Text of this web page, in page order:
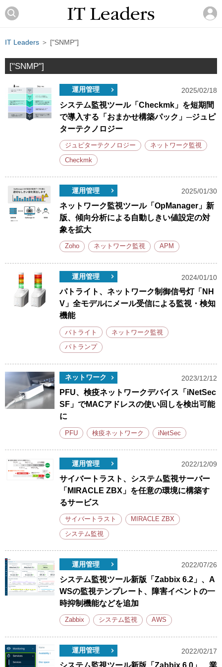
IT Leaders ＞ ["SNMP"]
["SNMP"]
運用管理 2025/02/18
システム監視ツール「Checkmk」を短期間
で導入する「おまかせ構築パック」─ジュピ
ターテクノロジー
ジュピターテクノロジー ネットワーク監視
Checkmk
運用管理 2025/01/30
ネットワーク監視ツール「OpManager」新
版、傾向分析による自動しきい値設定の対
象を拡大
Zoho ネットワーク監視 APM
運用管理 2024/01/10
パトライト、ネットワーク制御信号灯「NH
V」全モデルにメール受信による監視・検知
機能
パトライト ネットワーク監視
パトランプ
ネットワーク 2023/12/12
PFU、検疫ネットワークデバイス「iNetSec
SF」でMACアドレスの使い回しを検出可能
に
PFU 検疫ネットワーク iNetSec
運用管理 2022/12/09
サイバートラスト、システム監視サーバー
「MIRACLE ZBX」を任意の環境に構築す
るサービス
サイバートラスト MIRACLE ZBX
システム監視
運用管理 2022/07/26
システム監視ツール新版「Zabbix 6.2」、A
WSの監視テンプレート、障害イベントの一
時抑制機能などを追加
Zabbix システム監視 AWS
運用管理 2022/02/17